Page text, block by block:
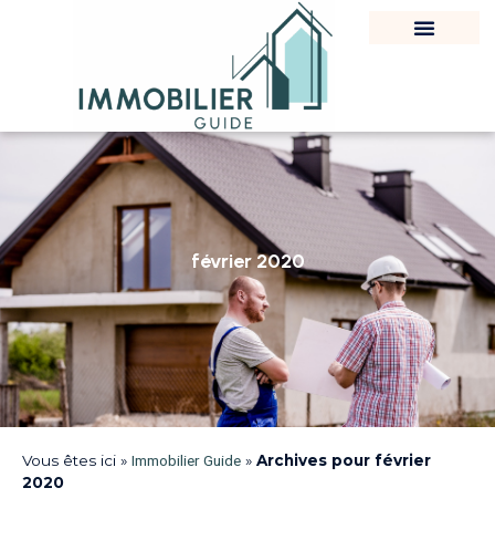
février 2020
Vous êtes ici » Immobilier Guide » Archives pour février
2020